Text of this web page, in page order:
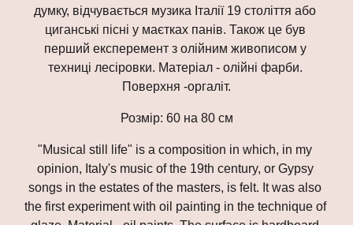
думку, відчувається музика Італії 19 століття або
циганські пісні у маєтках панів. Також це був
перший експеремент з олійним живописом у
техниці лесіровки. Матеріал - олійні фарби.
Поверхня -оргаліт.
Розмір: 60 на 80 см​
"Musical still life" is a composition in which, in my
opinion, Italy's music of the 19th century, or Gypsy
songs in the estates of the masters, is felt. It was also
the first experiment with oil painting in the technique of